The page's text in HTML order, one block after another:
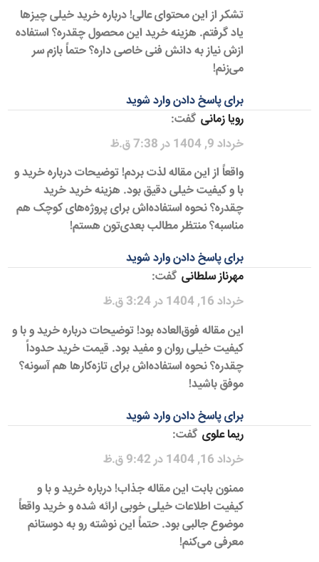
تشکر از این محتوای عالی! درباره خرید خیلی چیزها
یاد گرفتم. هزینه خرید این محصول چقدره؟ استفاده
ازش نیاز به دانش فنی خاصی داره؟ حتماً بازم سر
می‌زنم!
برای پاسخ دادن وارد شوید
رویا زمانی گفت:
خرداد 9, 1404 در 7:38 ق.ظ
واقعاً از این مقاله لذت بردم! توضیحات درباره خرید و
با و کیفیت خیلی دقیق بود. هزینه خرید خرید
چقدره؟ نحوه استفاده‌اش برای پروژه‌های کوچک هم
مناسبه؟ منتظر مطالب بعدی‌تون هستم!
برای پاسخ دادن وارد شوید
مهرناز سلطانی گفت:
خرداد 16, 1404 در 3:24 ق.ظ
این مقاله فوق‌العاده بود! توضیحات درباره خرید و با و
کیفیت خیلی روان و مفید بود. قیمت خرید حدوداً
چقدره؟ نحوه استفاده‌اش برای تازه‌کارها هم آسونه؟
موفق باشید!
برای پاسخ دادن وارد شوید
ریما علوی گفت:
خرداد 16, 1404 در 9:42 ق.ظ
ممنون بابت این مقاله جذاب! درباره خرید و با و
کیفیت اطلاعات خیلی خوبی ارائه شده و خرید واقعاً
موضوع جالبی بود. حتماً این نوشته رو به دوستانم
معرفی می‌کنم!